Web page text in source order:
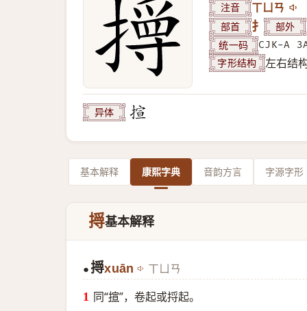
注音 ㄒㄩㄢ
部首 扌 部外
统一码 CJK-A
字形结构 左右结
异体
基本解释 康熙字典 音韵方言 字源字形
㩊基本解释
● 㩊xuān ㄒㄩㄢ
同“揎”，卷起或捋起。